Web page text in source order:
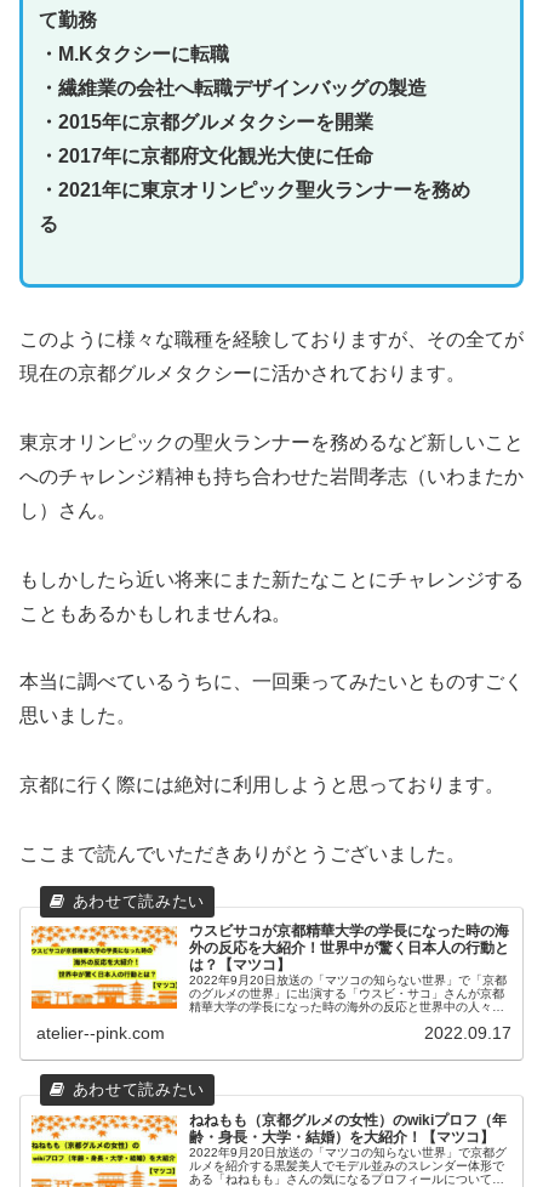
て勤務
・M.Kタクシーに転職
・繊維業の会社へ転職デザインバッグの製造
・2015年に京都グルメタクシーを開業
・2017年に京都府文化観光大使に任命
・2021年に東京オリンピック聖火ランナーを務め
る
このように様々な職種を経験しておりますが、その全てが
現在の京都グルメタクシーに活かされております。
東京オリンピックの聖火ランナーを務めるなど新しいこと
へのチャレンジ精神も持ち合わせた岩間孝志（いわまたか
し）さん。
もしかしたら近い将来にまた新たなことにチャレンジする
こともあるかもしれませんね。
本当に調べているうちに、一回乗ってみたいとものすごく
思いました。
京都に行く際には絶対に利用しようと思っております。
ここまで読んでいただきありがとうございました。
ウスビサコが京都精華大学の学長になった時の海
外の反応を大紹介！世界中が驚く日本人の行動と
は？【マツコ】
2022年9月20日放送の「マツコの知らない世界」で「京都
のグルメの世界」に出演する「ウスビ・サコ」さんが京都
精華大学の学長になった時の海外の反応と世界中の人々が
のうえで日本人のおもてなしと思いやりの心について考え
atelier--pink.com 2022.09.17
ねねもも（京都グルメの女性）のwikiプロフ（年
齢・身長・大学・結婚）を大紹介！【マツコ】
2022年9月20日放送の「マツコの知らない世界」で京都グ
ルメを紹介する黒髪美人でモデル並みのスレンダー体形で
ある「ねねもも」さんの気になるプロフィールについて